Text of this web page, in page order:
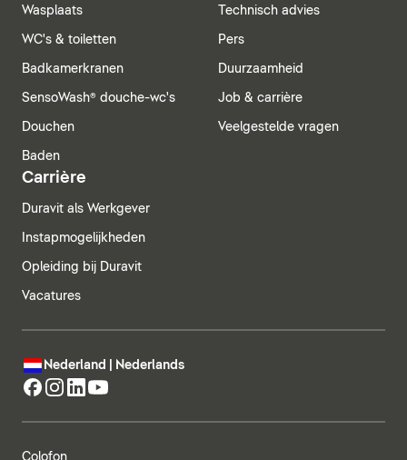
Wasplaats
WC's & toiletten
Badkamerkranen
SensoWash® douche-wc's
Douchen
Baden
Technisch advies
Pers
Duurzaamheid
Job & carrière
Veelgestelde vragen
Carrière
Duravit als Werkgever
Instapmogelijkheden
Opleiding bij Duravit
Vacatures
Nederland | Nederlands
Colofon